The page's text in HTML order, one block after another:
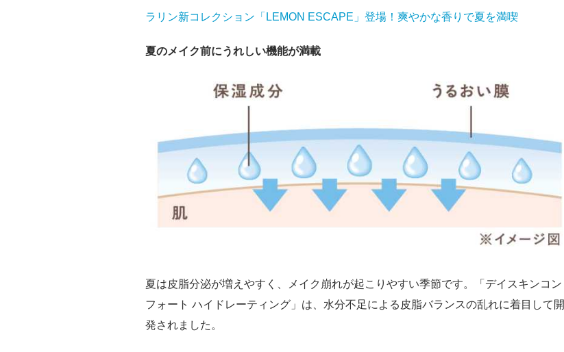
ラリン新コレクション「LEMON ESCAPE」登場！爽やかな香りで夏を満喫
夏のメイク前にうれしい機能が満載
夏は皮脂分泌が増えやすく、メイク崩れが起こりやすい季節です。「デイスキンコン
フォート ハイドレーティング」は、水分不足による皮脂バランスの乱れに着目して開
発されました。